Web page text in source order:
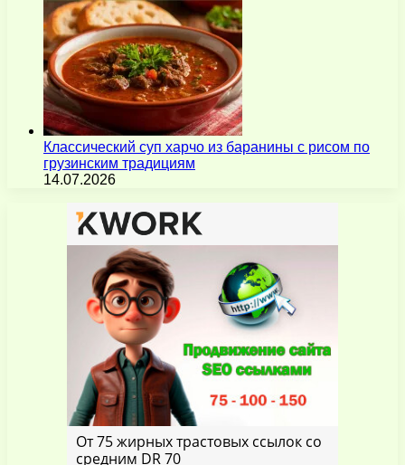
Классический суп харчо из баранины с рисом по
грузинским традициям
14.07.2026